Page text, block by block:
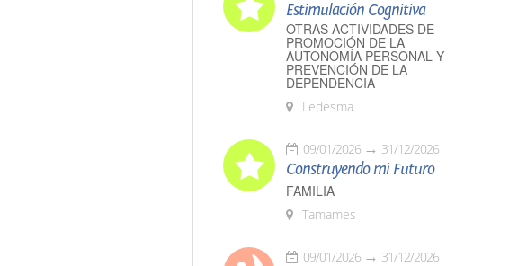
Estimulación Cognitiva
OTRAS ACTIVIDADES DE
PROMOCIÓN DE LA
AUTONOMÍA PERSONAL Y
PREVENCIÓN DE LA
DEPENDENCIA
Ledesma
09/01/2026 31/12/2026
Construyendo mi Futuro
FAMILIA
Tamames
09/01/2026 31/12/2026